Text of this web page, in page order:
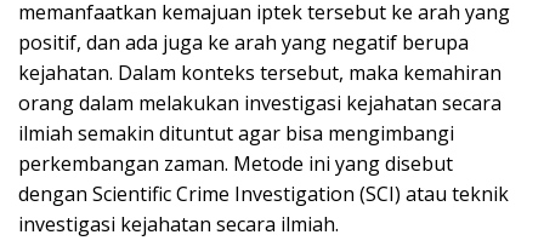
memanfaatkan kemajuan iptek tersebut ke arah yang
positif, dan ada juga ke arah yang negatif berupa
kejahatan. Dalam konteks tersebut, maka kemahiran
orang dalam melakukan investigasi kejahatan secara
ilmiah semakin dituntut agar bisa mengimbangi
perkembangan zaman. Metode ini yang disebut
dengan Scientific Crime Investigation (SCI) atau teknik
investigasi kejahatan secara ilmiah.